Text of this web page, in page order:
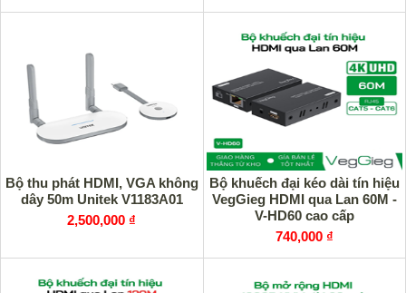
Bộ thu phát HDMI, VGA không
dây 50m Unitek V1183A01
2,500,000 ₫
Bộ khuếch đại kéo dài tín hiệu
VegGieg HDMI qua Lan 60M -
V-HD60 cao cấp
740,000 ₫